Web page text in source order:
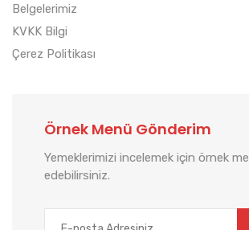
Belgelerimiz
KVKK Bilgi
Çerez Politikası
Örnek Menü Gönderim
Yemeklerimizi incelemek için örnek
edebilirsiniz.